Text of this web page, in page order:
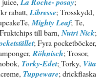
La Roche- posay
rabatt,Libresse;Trosskydd,
Mighty Leaf;Te,
till barn,Nutri Nick;
;Fyra pocketböcker,
Röhnisch;Trosor,
Torky-Edet;Torky, Vita
Tuppeware; drickflaska